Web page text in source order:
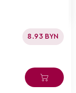
8.93 BYN